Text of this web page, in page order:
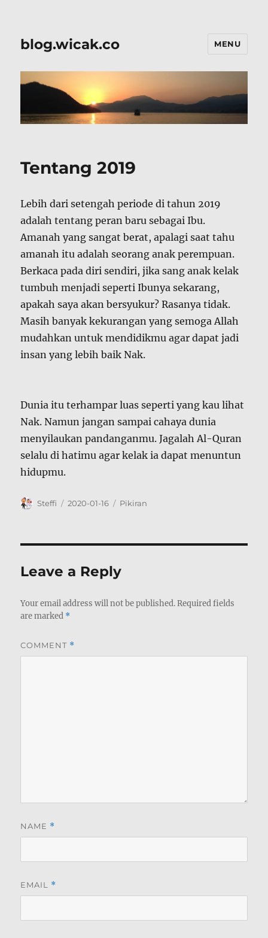
blog.wicak.co MENU
Tentang 2019
Lebih dari setengah periode di tahun 2019
adalah tentang peran baru sebagai Ibu.
Amanah yang sangat berat, apalagi saat tahu
amanah itu adalah seorang anak perempuan.
Berkaca pada diri sendiri, jika sang anak kelak
tumbuh menjadi seperti Ibunya sekarang,
apakah saya akan bersyukur? Rasanya tidak.
Masih banyak kekurangan yang semoga Allah
mudahkan untuk mendidikmu agar dapat jadi
insan yang lebih baik Nak.
Dunia itu terhampar luas seperti yang kau lihat
Nak. Namun jangan sampai cahaya dunia
menyilaukan pandanganmu. Jagalah Al-Quran
selalu di hatimu agar kelak ia dapat menuntun
hidupmu.
Author
Steffi
Posted
2020-01-16 Categories
Pikiran
Leave a Reply
Your email address will not be published. Required fields
are marked *
COMMENT *
NAME *
EMAIL *